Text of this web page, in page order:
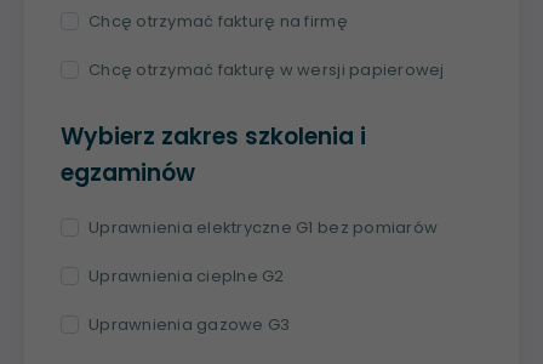
Chcę otrzymać fakturę na firmę
Chcę otrzymać fakturę w wersji papierowej
Wybierz zakres szkolenia i
egzaminów
Uprawnienia elektryczne G1 bez pomiarów
Uprawnienia cieplne G2
Uprawnienia gazowe G3